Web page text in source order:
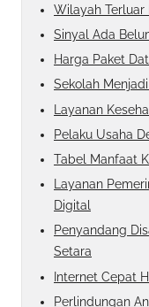
Wilayah Terluar
Sinyal Ada
Harga Paket
Sekolah
Layanan
Pelaku Usaha
Tabel Manfaat
Layanan
Digital
Penyandang
Setara
Internet Cepat
Perlindungan